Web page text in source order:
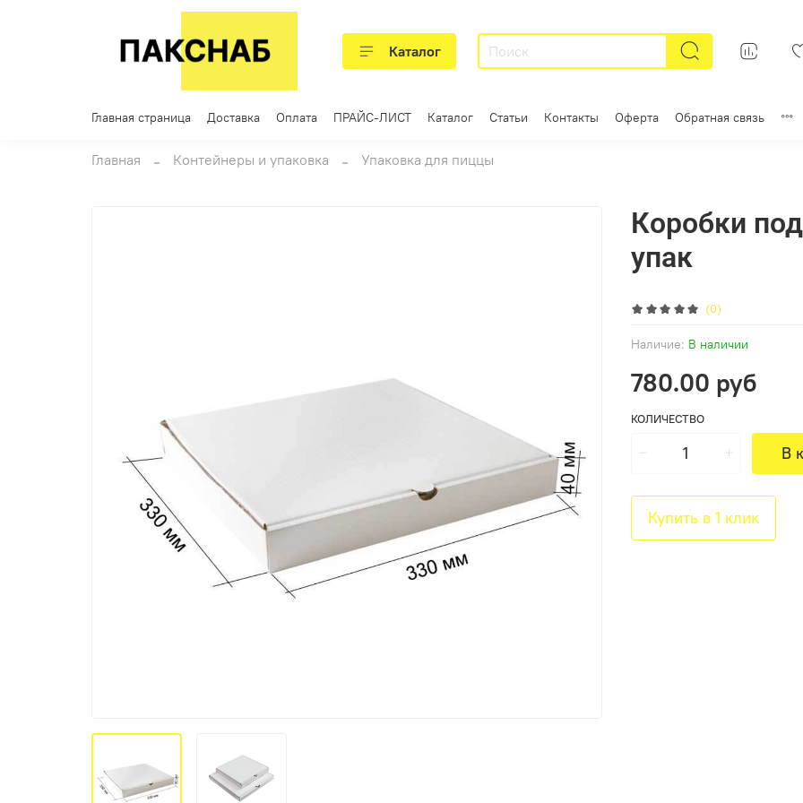
Каталог
Главная страница Доставка Оплата ПРАЙС-ЛИСТ Каталог Статьи Контакты Оферта Обратная связь
Главная Контейнеры и упаковка Упаковка для пиццы
(0)
Наличие: В наличии
Коробки
упак
780.00 руб
КОЛИЧЕСТВО
В
Купить в 1 клик